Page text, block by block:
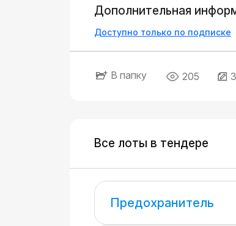
Дополнительная
Доступно только по подписке
В папку 205
Все лоты в тендере
Предохранитель